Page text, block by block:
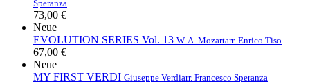
Speranza
73,00 €
Neue
EVOLUTION SERIES Vol. 13 W. A. Mozartarr. Enrico Tiso
67,00 €
Neue
MY FIRST VERDI Giuseppe Verdiarr. Francesco Speranza